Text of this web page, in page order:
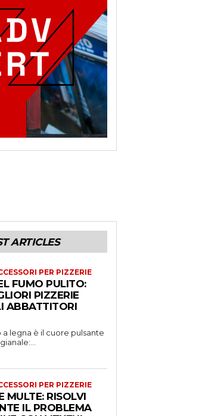
ARTICLES
PER PIZZERIE
FUMO PULITO:
PIZZERIE
ABBATTITORI
a legna è il cuore pulsante
PER PIZZERIE
MULTE: RISOLVI
IL PROBLEMA